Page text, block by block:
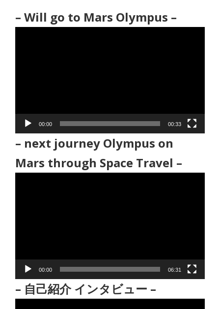
– Will go to Mars Olympus –
ー
00:00 00:33
– next journey Olympus on
Mars through Space Travel –
ー
00:00 06:31
– 自己紹介 インタビュー –